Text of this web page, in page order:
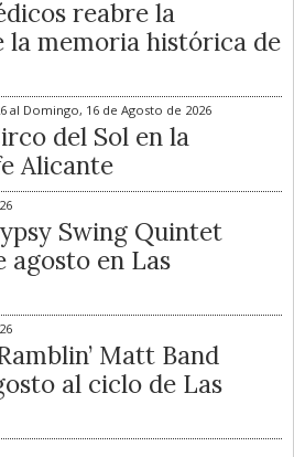
reabre la
la memoria histórica de
al Domingo, 16 de Agosto de 2026
del Sol en la
Alicante
Swing Quintet
agosto en Las
Matt Band
al ciclo de Las